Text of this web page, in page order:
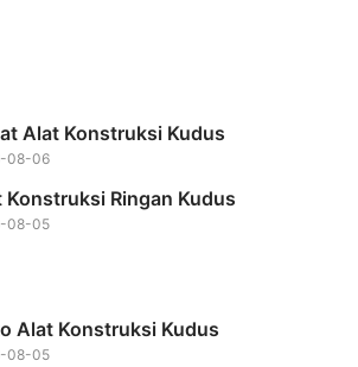
Alat Konstruksi Kudus
08-06
Konstruksi Ringan Kudus
08-05
Alat Konstruksi Kudus
08-05